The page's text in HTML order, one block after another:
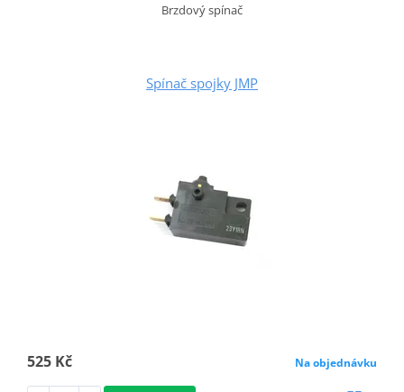
Brzdový spínač
Spínač spojky JMP
525 Kč Na objednávku